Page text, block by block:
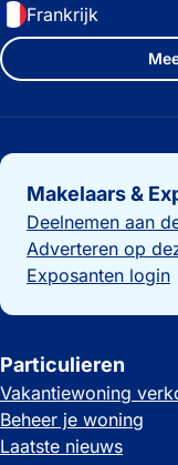
Frankrijk
Belangrijke links
Makelaars &
Deelnemen aan
Adverteren op
Exposanten login
Particulieren
Vakantiewoning
Beheer je woning
Laatste nieuws